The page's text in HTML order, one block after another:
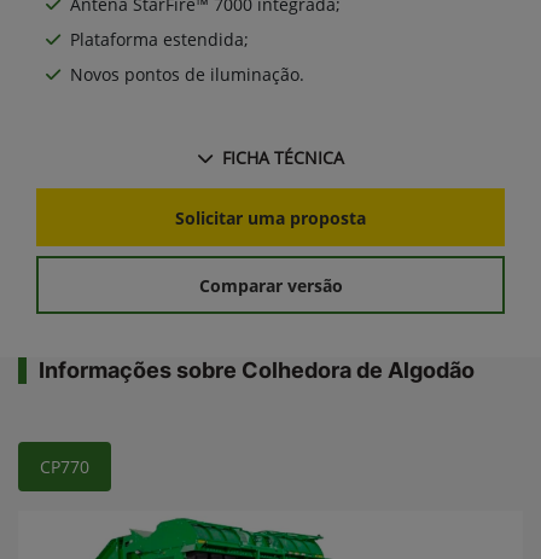
Plataforma estendida;
Novos pontos de iluminação.
FICHA TÉCNICA
Solicitar uma proposta
Comparar versão
Informações sobre Colhedora de Algodão
CP770